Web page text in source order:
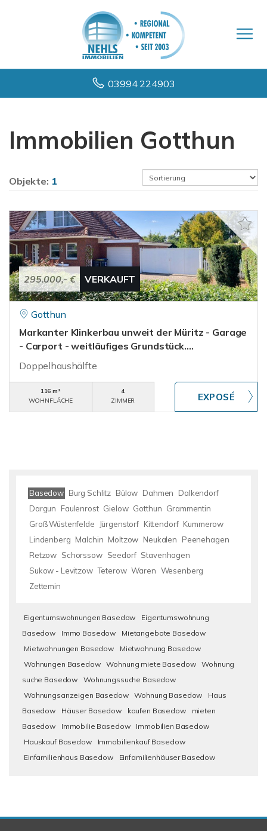
03994 224903
Immobilien Gotthun
Objekte: 1
295.000,- € VERKAUFT
Gotthun
Markanter Klinkerbau unweit der Müritz - Garage
- Carport - weitläufiges Grundstück....
Doppelhaushälfte
116 m²
WOHNFLÄCHE
4
ZIMMER
Basedow Burg Schlitz Bülow Dahmen
Dalkendorf
Dargun
Faulenrost Gielow Gotthun Grammentin
Groß Wüstenfelde
Jürgenstorf Kittendorf Kummerow
Lindenberg Malchin Moltzow Neukalen
Peenehagen
Retzow Schorssow Seedorf Stavenhagen
Sukow - Levitzow Teterow Waren Wesenberg
Zettemin
Eigentumswohnungen Basedow
Eigentumswohnung
Basedow
Immo Basedow
Mietangebote Basedow
Mietwohnungen Basedow
Mietwohnung Basedow
Wohnungen Basedow
Wohnung miete Basedow
Wohnung
suche Basedow
Wohnungssuche Basedow
Wohnungsanzeigen Basedow
Wohnung Basedow
Haus
Basedow
Häuser Basedow kaufen Basedow
mieten
Basedow
Immobilie Basedow
Immobilien Basedow
Hauskauf Basedow
Immobilienkauf Basedow
Einfamilienhaus Basedow
Einfamilienhäuser Basedow